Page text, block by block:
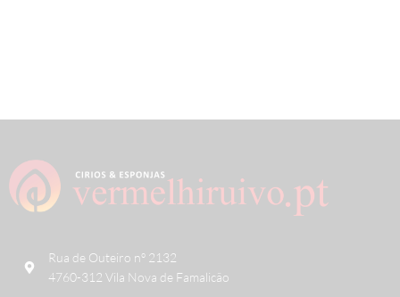
Rua de Outeiro nº 2132
4760-312 Vila Nova de Famalicão